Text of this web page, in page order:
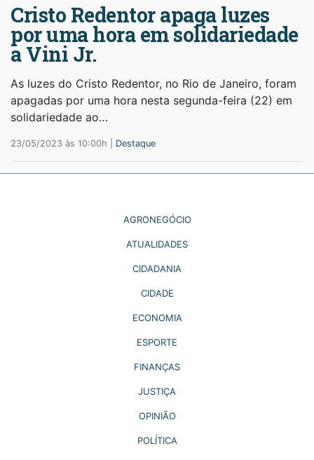
Cristo Redentor apaga luzes
por uma hora em solidariedade
a Vini Jr.
As luzes do Cristo Redentor, no Rio de Janeiro, foram
apagadas por uma hora nesta segunda-feira (22) em
solidariedade ao…
23/05/2023 às 10:00h | Destaque
AGRONEGÓCIO
ATUALIDADES
CIDADANIA
CIDADE
ECONOMIA
ESPORTE
FINANÇAS
JUSTIÇA
OPINIÃO
POLÍTICA